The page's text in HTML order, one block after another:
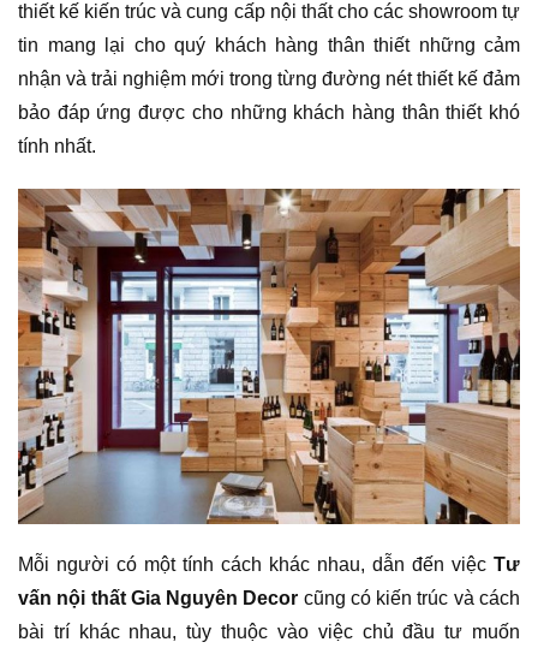
thiết kế kiến trúc và cung cấp nội thất cho các showroom tự
tin mang lại cho quý khách hàng thân thiết những cảm
nhận và trải nghiệm mới trong từng đường nét thiết kế đảm
bảo đáp ứng được cho những khách hàng thân thiết khó
tính nhất.
Mỗi người có một tính cách khác nhau, dẫn đến việc Tư
vấn nội thất Gia Nguyên Decor cũng có kiến trúc và cách
bài trí khác nhau, tùy thuộc vào việc chủ đầu tư muốn